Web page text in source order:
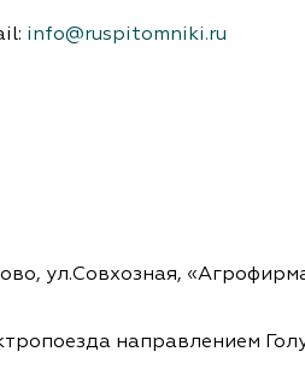
info@ruspitomniki.ru
ул.Совхозная,
направлением